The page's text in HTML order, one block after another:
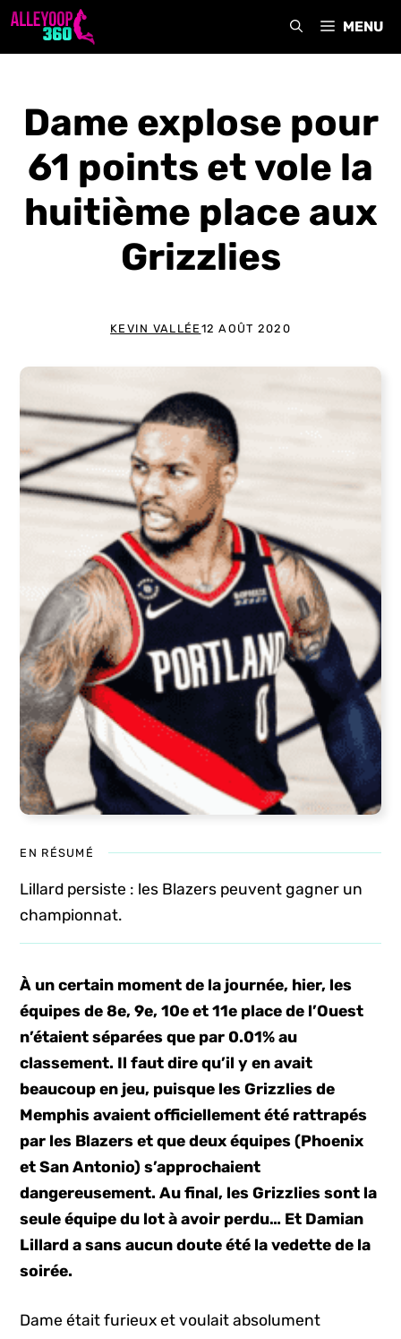
Aller
MENU
Dame explose pour
61 points et vole la
huitième place aux
Grizzlies
KEVIN VALLÉE 12 AOÛT 2020
EN RÉSUMÉ
Lillard persiste : les Blazers peuvent gagner un
championnat.
À un certain moment de la journée, hier, les
équipes de 8e, 9e, 10e et 11e place de l’Ouest
n’étaient séparées que par 0.01% au
classement. Il faut dire qu’il y en avait
beaucoup en jeu, puisque les Grizzlies de
Memphis avaient officiellement été rattrapés
par les Blazers et que deux équipes (Phoenix
et San Antonio) s’approchaient
dangereusement. Au final, les Grizzlies sont la
seule équipe du lot à avoir perdu… Et Damian
Lillard a sans aucun doute été la vedette de la
soirée.
Dame était furieux et voulait absolument